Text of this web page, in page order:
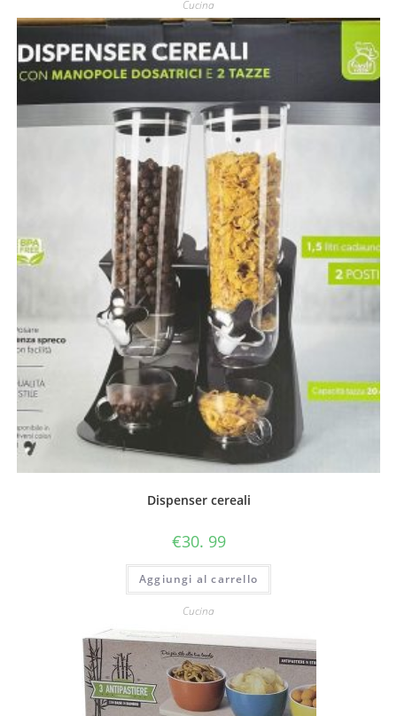
Cucina
Dispenser cereali
€30. 99
Aggiungi al carrello
Cucina